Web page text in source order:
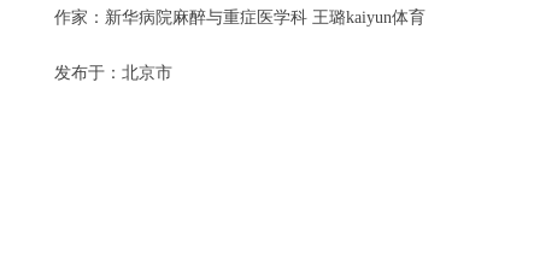
作家：新华病院麻醉与重症医学科 王璐kaiyun体育
发布于：北京市